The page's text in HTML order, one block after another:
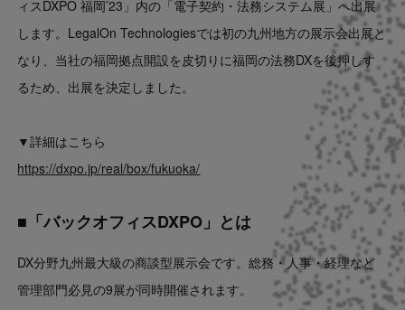
ィスDXPO 福岡’23」内の「電子契約・法務システム展」へ出展
します。LegalOn Technologiesでは初の九州地方の展示会出展と
なり、当社の福岡拠点開設を皮切りに福岡の法務DXを後押しす
るため、出展を決定しました。
▼詳細はこちら
https://dxpo.jp/real/box/fukuoka/
■「バックオフィスDXPO」とは
DX分野九州最大級の商談型展示会です。総務・人事・経理など
管理部門必見の9展が同時開催されます。